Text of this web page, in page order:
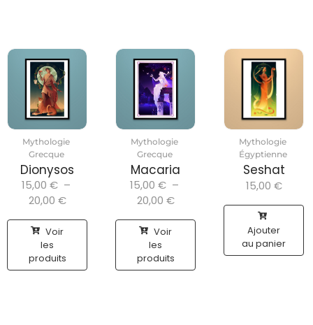
Mythologie
Grecque
Dionysos
15,00 € –
20,00 €
Voir
les
produits
Mythologie
Grecque
Macaria
15,00 € –
20,00 €
Voir
les
produits
Mythologie
Égyptienne
Seshat
15,00 €
Ajouter
au panier